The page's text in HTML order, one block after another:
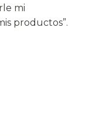
mi
productos”.